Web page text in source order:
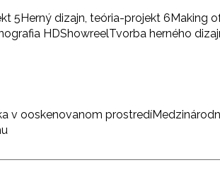
5 Herný dizajn, teória-projekt 6 Making
HDShowreelTvorba herného
v ooskenovanom prostredí